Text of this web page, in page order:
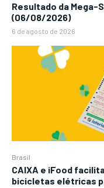
Resultado da Mega-
(06/08/2026)
6 de agosto de 2026
Brasil
CAIXA e iFood
bicicletas elétricas